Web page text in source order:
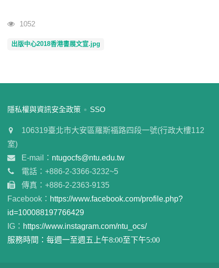
瀏覽人次
1052
出版中心2018香港書展文宣.jpg
:::
隱私權與資訊安全政策 SSO
106319臺北市大安區羅斯福路四段一號(行政大樓112
室)
E-mail： ntugocfs@ntu.edu.tw
電話：+886-2-3366-3232~5
傳真：+886-2-2363-9135
Facebook： https://www.facebook.com/profile.php?
id=100088197766429
IG： https://www.instagram.com/ntu_ocs/
服務時間：每週一至週五上午8:00至下午5:00